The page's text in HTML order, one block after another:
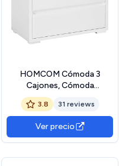
HOMCOM Cómoda 3
Cajones, Cómoda
Dormitorio sin Tiradores,
Cajonera para Salón,
Oficina, Estilo Moderno,
70x37x75 cm, Blanco
3.8 31 reviews
Ver precio